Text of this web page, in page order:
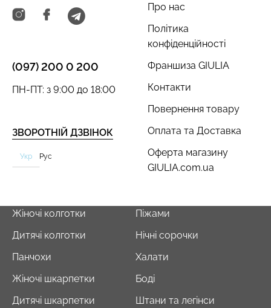
Про нас
Політика
конфіденційності
Франшиза GIULIA
Контакти
Повернення товару
Оплата та Доставка
Оферта магазину
GIULIA.com.ua
(097) 200 0 200
ЗВОРОТНІЙ ДЗВІНОК
ПН-ПТ: з 9:00 до 18:00
Укр Рус
Жіночі колготки
Дитячі колготки
Панчохи
Жіночі шкарпетки
Дитячі шкарпетки
Піжами
Нічні сорочки
Халати
Боді
Штани та легінси